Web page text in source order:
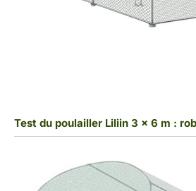
Test du poulailler Liliin 3 x 6 m :